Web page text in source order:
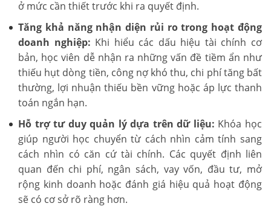
ở mức cần thiết trước khi ra quyết định.
Tăng khả năng nhận diện rủi ro trong hoạt động
doanh nghiệp: Khi hiểu các dấu hiệu tài chính cơ
bản, học viên dễ nhận ra những vấn đề tiềm ẩn như
thiếu hụt dòng tiền, công nợ khó thu, chi phí tăng bất
thường, lợi nhuận thiếu bền vững hoặc áp lực thanh
toán ngắn hạn.
Hỗ trợ tư duy quản lý dựa trên dữ liệu: Khóa học
giúp người học chuyển từ cách nhìn cảm tính sang
cách nhìn có căn cứ tài chính. Các quyết định liên
quan đến chi phí, ngân sách, vay vốn, đầu tư, mở
rộng kinh doanh hoặc đánh giá hiệu quả hoạt động
sẽ có cơ sở rõ ràng hơn.